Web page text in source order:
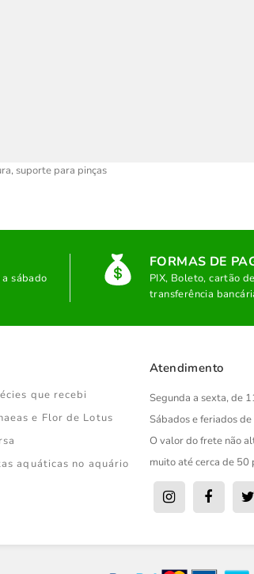
, suporte para pinças
sábado
FORMAS DE
PIX, Boleto, cartão
transferência
que recebi
e Flor de Lotus
aquáticas no aquário
Atendimento
Segunda a sexta, de
Sábados e feriados
O valor do frete não
muito até cerca de 50